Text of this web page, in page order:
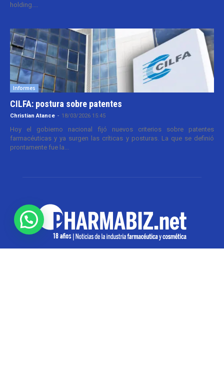
holding....
Informes
CILFA: postura sobre patentes
Christian Atance - 18/03/2026 15:45
Hoy el gobierno nacional fijó nuevos criterios sobre patentes
farmacéuticas y ya surgen las críticas y posturas. La que se definió
prontamente fue la...